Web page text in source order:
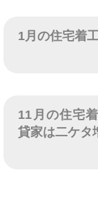
1月の住宅着
11月の住宅
貸家は二ケタ